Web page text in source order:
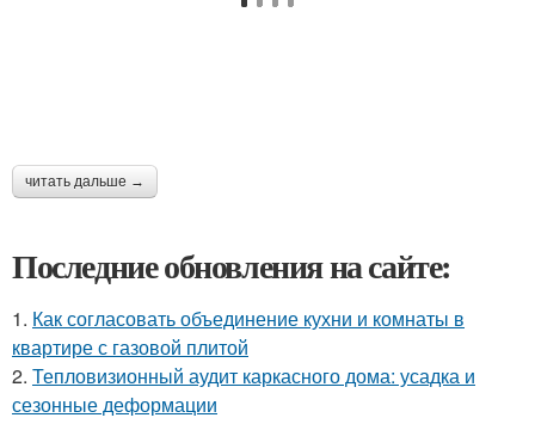
читать дальше →
Последние обновления на сайте:
1. Как согласовать объединение кухни и комнаты в
квартире с газовой плитой
2. Тепловизионный аудит каркасного дома: усадка и
сезонные деформации